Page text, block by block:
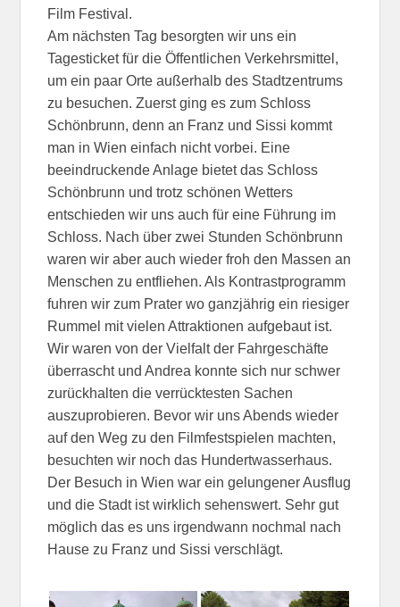
Film Festival.
Am nächsten Tag besorgten wir uns ein
Tagesticket für die Öffentlichen Verkehrsmittel,
um ein paar Orte außerhalb des Stadtzentrums
zu besuchen. Zuerst ging es zum Schloss
Schönbrunn, denn an Franz und Sissi kommt
man in Wien einfach nicht vorbei. Eine
beeindruckende Anlage bietet das Schloss
Schönbrunn und trotz schönen Wetters
entschieden wir uns auch für eine Führung im
Schloss. Nach über zwei Stunden Schönbrunn
waren wir aber auch wieder froh den Massen an
Menschen zu entfliehen. Als Kontrastprogramm
fuhren wir zum Prater wo ganzjährig ein riesiger
Rummel mit vielen Attraktionen aufgebaut ist.
Wir waren von der Vielfalt der Fahrgeschäfte
überrascht und Andrea konnte sich nur schwer
zurückhalten die verrücktesten Sachen
auszuprobieren. Bevor wir uns Abends wieder
auf den Weg zu den Filmfestspielen machten,
besuchten wir noch das Hundertwasserhaus.
Der Besuch in Wien war ein gelungener Ausflug
und die Stadt ist wirklich sehenswert. Sehr gut
möglich das es uns irgendwann nochmal nach
Hause zu Franz und Sissi verschlägt.